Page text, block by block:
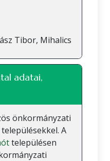
Tibor, Mihalics
adatai,
önkormányzati
A
településen